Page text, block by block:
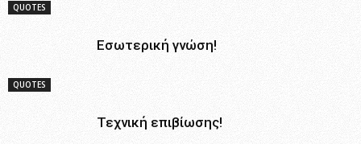
QUOTES
QUOTES
Εσωτερική γνώση!
Τεχνική επιβίωσης!